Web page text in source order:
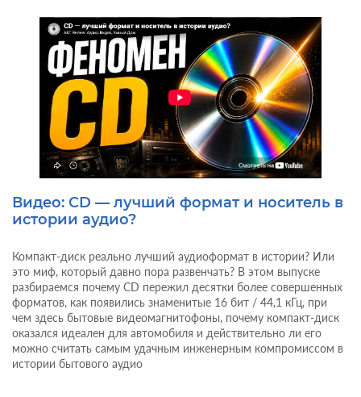
Видео: CD — лучший формат и носитель в
истории аудио?
Компакт-диск реально лучший аудиоформат в истории? Или
это миф, который давно пора развенчать? В этом выпуске
разбираемся почему CD пережил десятки более совершенных
форматов, как появились знаменитые 16 бит / 44,1 кГц, при
чем здесь бытовые видеомагнитофоны, почему компакт-диск
оказался идеален для автомобиля и действительно ли его
можно считать самым удачным инженерным компромиссом в
истории бытового аудио